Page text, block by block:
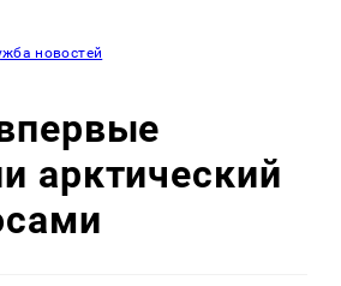
новостей
арктический